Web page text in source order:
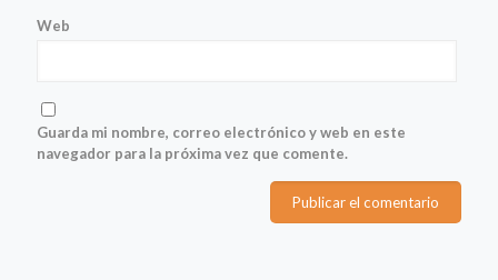
Web
Guarda mi nombre, correo electrónico y web en este
navegador para la próxima vez que comente.